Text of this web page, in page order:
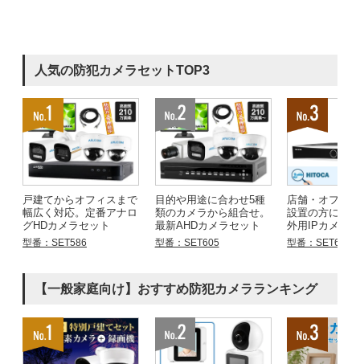
人気の防犯カメラセットTOP3
戸建てからオフィスまで
幅広く対応。定番アナロ
グHDカメラセット
型番：SET586
目的や用途に合わせ5種
類のカメラから組合せ。
最新AHDカメラセット
型番：SET605
店舗・オフィ
設置の方にお
外用IPカメラ
型番：SET683
【一般家庭向け】おすすめ防犯カメラランキング